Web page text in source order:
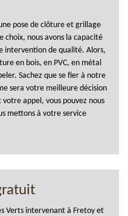
pose de clôture et grillage
choix, nous avons la capacité
intervention de qualité. Alors,
en bois, en PVC, en métal
Sachez que se fier à notre
sera votre meilleure décision
appel, vous pouvez nous
mettons à votre service
Verts intervenant à Fretoy et